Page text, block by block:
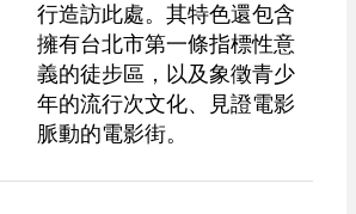
行造訪此處。其特色還包含
擁有台北市第一條指標性意
義的徒步區，以及象徵青少
年的流行次文化、見證電影
脈動的電影街。